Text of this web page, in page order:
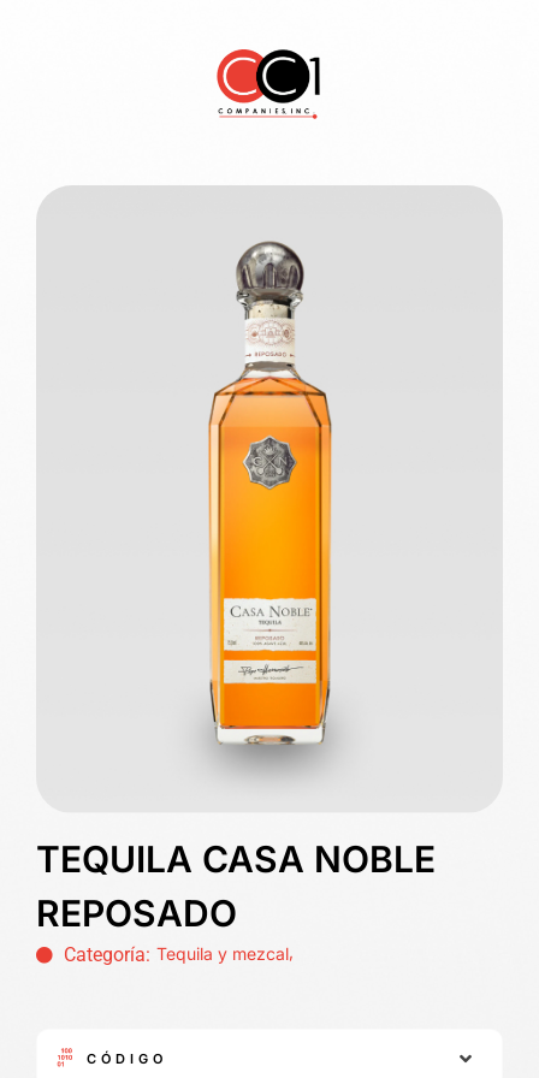
TEQUILA CASA NOBLE
REPOSADO
Categoría: Tequila y mezcal,
CÓDIGO